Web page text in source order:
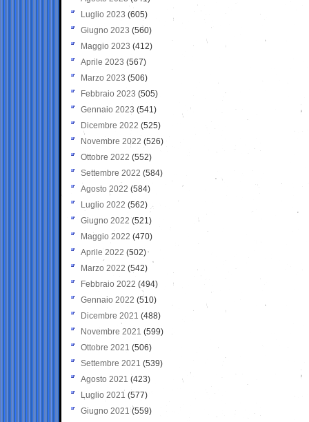
Luglio 2023 (605)
Giugno 2023 (560)
Maggio 2023 (412)
Aprile 2023 (567)
Marzo 2023 (506)
Febbraio 2023 (505)
Gennaio 2023 (541)
Dicembre 2022 (525)
Novembre 2022 (526)
Ottobre 2022 (552)
Settembre 2022 (584)
Agosto 2022 (584)
Luglio 2022 (562)
Giugno 2022 (521)
Maggio 2022 (470)
Aprile 2022 (502)
Marzo 2022 (542)
Febbraio 2022 (494)
Gennaio 2022 (510)
Dicembre 2021 (488)
Novembre 2021 (599)
Ottobre 2021 (506)
Settembre 2021 (539)
Agosto 2021 (423)
Luglio 2021 (577)
Giugno 2021(559)